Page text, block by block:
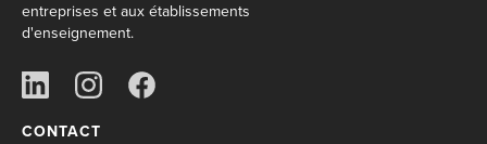
entreprises et aux établissements
d'enseignement.
CONTACT